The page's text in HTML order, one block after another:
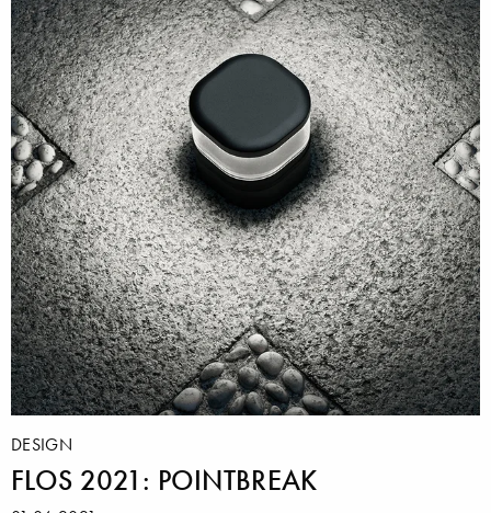
DESIGN
FLOS 2021: POINTBREAK